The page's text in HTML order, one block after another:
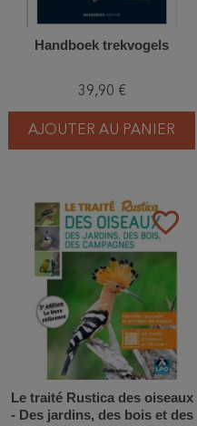
Handboek trekvogels
39,90 €
AJOUTER AU PANIER
favorite_border
Le traité Rustica des oiseaux
- Des jardins, des bois et des